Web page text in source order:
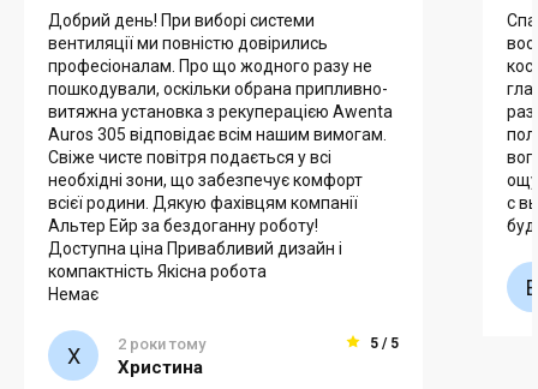
Добрий день! При виборі системи
вентиляції ми повністю довірились
професіоналам. Про що жодного разу не
пошкодували, оскільки обрана припливно-
витяжна установка з рекуперацією Awenta
Auros 305 відповідає всім нашим вимогам.
Свіже чисте повітря подається у всі
необхідні зони, що забезпечує комфорт
всієї родини. Дякую фахівцям компанії
Альтер Ейр за бездоганну роботу!
Доступна ціна Привабливий дизайн і
компактність Якісна робота
Немає
2 роки тому
Христина
5 / 5
с